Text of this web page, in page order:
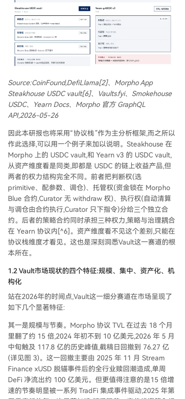
Source:CoinFound,DefiLlama[2]、Morpho App
Steakhouse USDC vault[6]、Vaults.fyi、Smokehouse
USDC、Yearn Docs、Morpho 官方 GraphQL
API,2026-05-26
因此本研报也将采用“协议栈”作为主分析框架,而之所以
作此选择,可以用一个例子来加以说明。Steakhouse 在
Morpho 上的 USDC vault,和 Yearn v3 的 USDC vault,
从资产维度看是同类,即都是 USDC 的链上收益产品,但
两者的权力结构完全不同。前者把判断权(选
primitive、配参数、调仓)、托管权(资金锁在 Morpho
Blue 合约,Curator 无 withdraw 权)、执行权(自动清算
与调仓由合约执行,Curator 只下指令)分给三个独立合
约。后者的策略合约同时承担三种权力,策略与治理耦合
在 Yearn 协议内[^6]。资产维度看不见这个差别,只能在
协议栈维度才看见。这也是深刻洞悉Vault这一赛道的根
本所在。
1.2 Vault市场现状的四个特征:规模、集中、资产化、机
构化
站在2026年的时间点,Vault这一细分赛道在市场呈现了
如下几个显著特征:
其一是规模与节奏。Morpho 协议 TVL 在过去 18 个月
里翻了约 15 倍,2024 年初不到 10 亿美元,2026 年 5 月
中旬触及 117.8 亿的历史峰值,截稿日回撤到 76.27 亿
(详见图 3)。这一回撤主要由 2025 年 11 月 Stream
Finance xUSD 脱锚事件后的全行业赎回潮造成,单周
DeFi 净流出约 100 亿美元。但更值得注意的是15 倍增
速的节奏明显被一系列 TradFi 集成事件驱动,2025 年第